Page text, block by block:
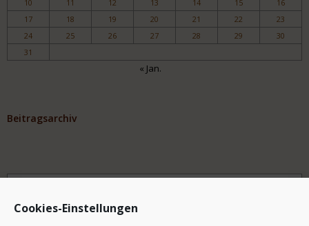
Cookies-Einstellungen
10
11 12 13 14 15
16
17
18 19 20 21 22
23
24
25 26 27 28 29
30
31
« Jan.
Beitragsarchiv
Archiv